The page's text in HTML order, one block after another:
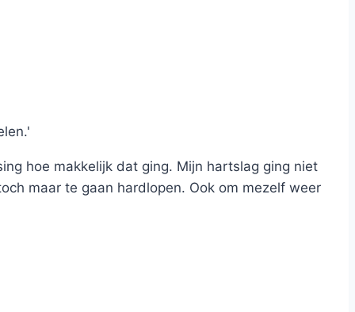
hoe makkelijk dat ging. Mijn hartslag ging niet
maar te gaan hardlopen. Ook om mezelf weer